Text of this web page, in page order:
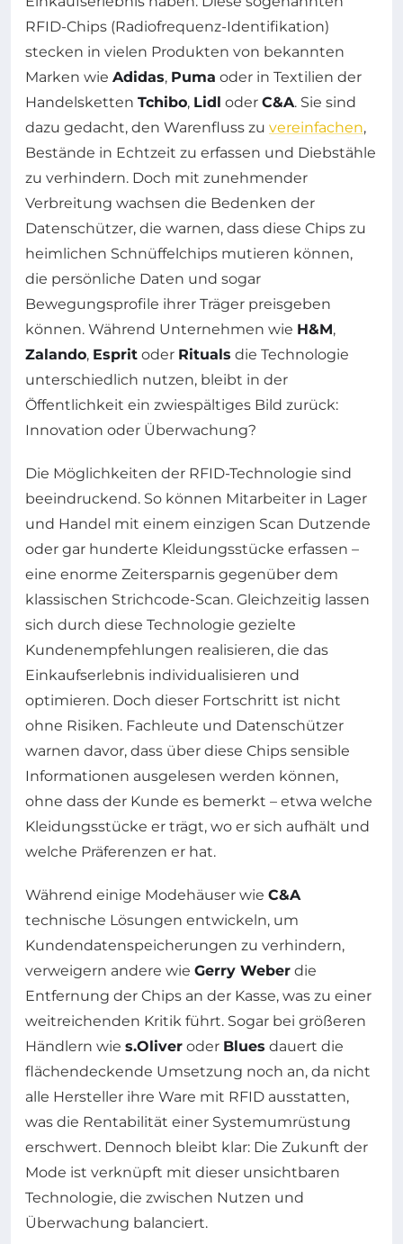
RFID-Chips (Radiofrequenz-Identifikation)
stecken in vielen Produkten von bekannten
Marken wie Adidas, Puma oder in Textilien der
Handelsketten Tchibo, Lidl oder C&A. Sie sind
dazu gedacht, den Warenfluss zu vereinfachen,
Bestände in Echtzeit zu erfassen und Diebstähle
zu verhindern. Doch mit zunehmender
Verbreitung wachsen die Bedenken der
Datenschützer, die warnen, dass diese Chips zu
heimlichen Schnüffelchips mutieren können,
die persönliche Daten und sogar
Bewegungsprofile ihrer Träger preisgeben
können. Während Unternehmen wie H&M,
Zalando, Esprit oder Rituals die Technologie
unterschiedlich nutzen, bleibt in der
Öffentlichkeit ein zwiespältiges Bild zurück:
Innovation oder Überwachung?
Die Möglichkeiten der RFID-Technologie sind
beeindruckend. So können Mitarbeiter in Lager
und Handel mit einem einzigen Scan Dutzende
oder gar hunderte Kleidungsstücke erfassen –
eine enorme Zeitersparnis gegenüber dem
klassischen Strichcode-Scan. Gleichzeitig lassen
sich durch diese Technologie gezielte
Kundenempfehlungen realisieren, die das
Einkaufserlebnis individualisieren und
optimieren. Doch dieser Fortschritt ist nicht
ohne Risiken. Fachleute und Datenschützer
warnen davor, dass über diese Chips sensible
Informationen ausgelesen werden können,
ohne dass der Kunde es bemerkt – etwa welche
Kleidungsstücke er trägt, wo er sich aufhält und
welche Präferenzen er hat.
Während einige Modehäuser wie C&A
technische Lösungen entwickeln, um
Kundendatenspeicherungen zu verhindern,
verweigern andere wie Gerry Weber die
Entfernung der Chips an der Kasse, was zu einer
weitreichenden Kritik führt. Sogar bei größeren
Händlern wie s.Oliver oder Blues dauert die
flächendeckende Umsetzung noch an, da nicht
alle Hersteller ihre Ware mit RFID ausstatten,
was die Rentabilität einer Systemumrüstung
erschwert. Dennoch bleibt klar: Die Zukunft der
Mode ist verknüpft mit dieser unsichtbaren
Technologie, die zwischen Nutzen und
Überwachung balanciert.